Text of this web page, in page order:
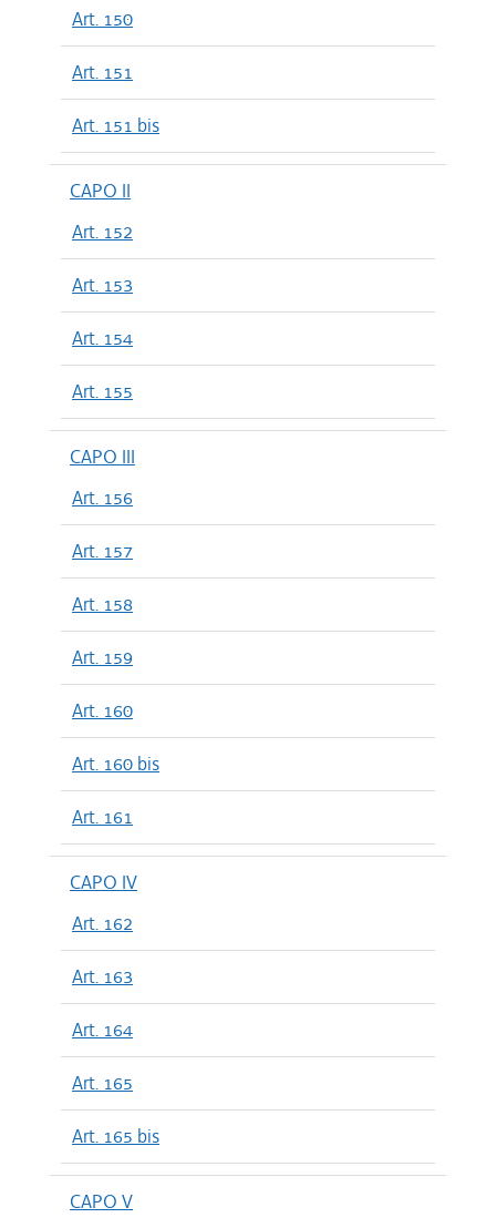
Art. 150
Art. 151
Art. 151 bis
CAPO II
Art. 152
Art. 153
Art. 154
Art. 155
CAPO III
Art. 156
Art. 157
Art. 158
Art. 159
Art. 160
Art. 160 bis
Art. 161
CAPO IV
Art. 162
Art. 163
Art. 164
Art. 165
Art. 165 bis
CAPO V